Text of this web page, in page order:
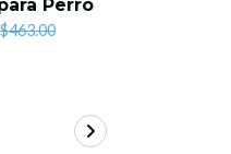
Perro
$463.00